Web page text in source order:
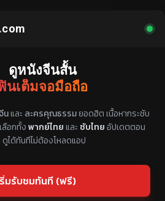
.com
ดูหนังจีนสั้น
นเต็มจอมือถือ
พากย์ไทย ซับไทย
นและ ละครคุณธรรมยอดฮิต เนื้อหากระชับ
ลือกทั้งพากย์ไทยและ ซับไทยอัปเดตตอน
ดูได้ทันทีไม่ต้องโหลดแอป
ริ่มรับชมทันที (ฟรี)